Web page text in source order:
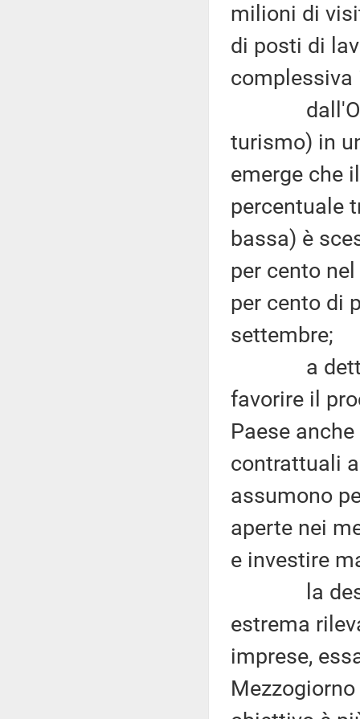
milioni di
di posti di
complessiva
turismo) in
emerge che
percentuale
bassa) è
per cento
per cento di
settembre;
a detta
favorire il
Paese
contrattuali
assumono
aperte nei
e investire
la
estrema
imprese,